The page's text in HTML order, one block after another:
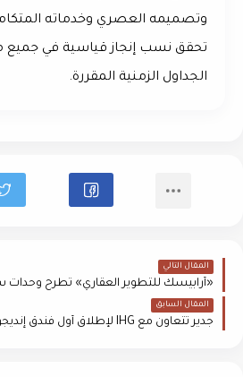
وتصميمه العصري وخدماته
تحقق نسب إنجاز قياسية في جميع
الجداول الزمنية المقررة.
المقال التالي
المقال السابق
جدير تتعاون مع IHG لإطلاق أول فندق إنديجو في مصر ضمن Red G